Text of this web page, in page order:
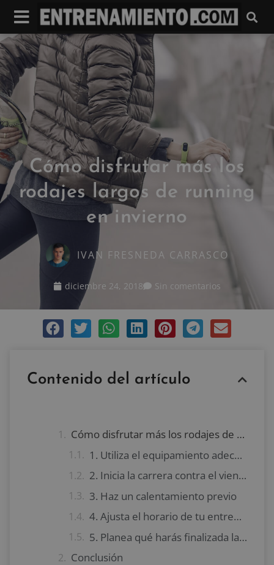
Cómo disfrutar más los
rodajes largos de running
en invierno
IVAN FRESNEDA CARRASCO
diciembre 24, 2018 Sin comentarios
Contenido del artículo
Cómo disfrutar más los rodajes de running en invierno
1. Utiliza el equipamiento adecuado
2. Inicia la carrera contra el viento
3. Haz un calentamiento previo
4. Ajusta el horario de tu entrenamiento
5. Planea qué harás finalizada la carrera
Conclusión